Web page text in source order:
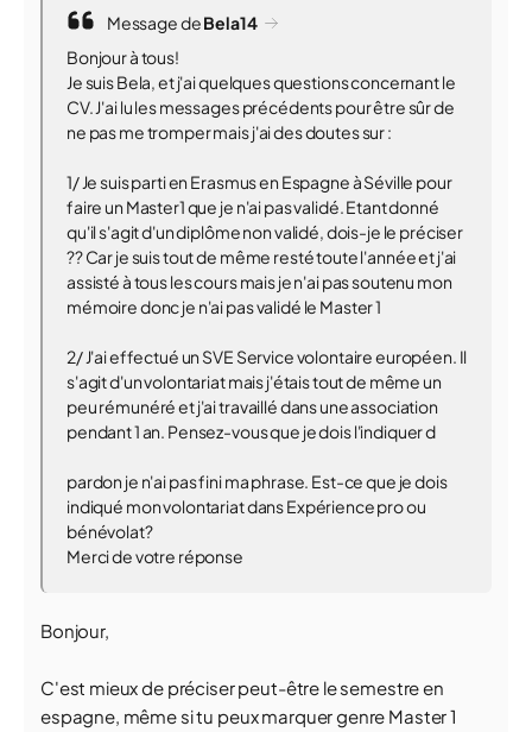
Message deBela14
Bonjour à tous!
Je suis Bela, et j'ai quelques questions concernant le
CV. J'ai lu les messages précédents pour être sûr de
ne pas me tromper mais j'ai des doutes sur :
1/ Je suis parti en Erasmus en Espagne à Séville pour
faire un Master1 que je n'ai pas validé. Etant donné
qu'il s'agit d'un diplôme non validé, dois-je le préciser
?? Car je suis tout de même resté toute l'année et j'ai
assisté à tous les cours mais je n'ai pas soutenu mon
mémoire donc je n'ai pas validé le Master 1
2/ J'ai effectué un SVE Service volontaire européen. Il
s'agit d'un volontariat mais j'étais tout de même un
peu rémunéré et j'ai travaillé dans une association
pendant 1 an. Pensez-vous que je dois l'indiquer d
pardon je n'ai pas fini ma phrase. Est-ce que je dois
indiqué mon volontariat dans Expérience pro ou
bénévolat?
Merci de votre réponse
Bonjour,
C'est mieux de préciser peut-être le semestre en
espagne, même si tu peux marquer genre Master 1